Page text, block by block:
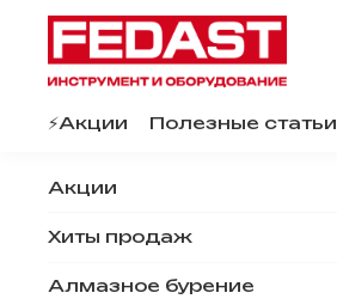
⚡️Акции Полезные статьи
Акции
Хиты продаж
Алмазное бурение